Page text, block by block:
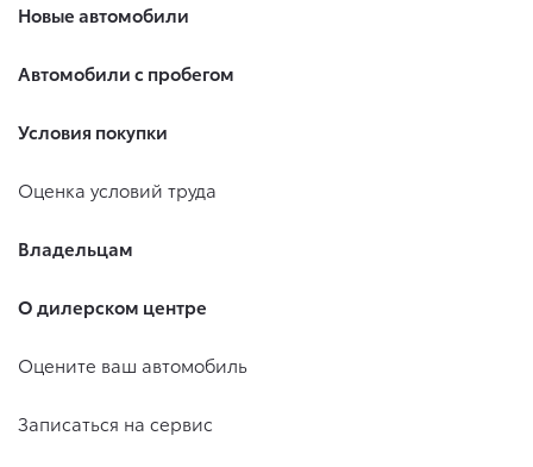
Новые автомобили
Автомобили с пробегом
Условия покупки
Оценка условий труда
Владельцам
О дилерском центре
Оцените ваш автомобиль
Записаться на сервис